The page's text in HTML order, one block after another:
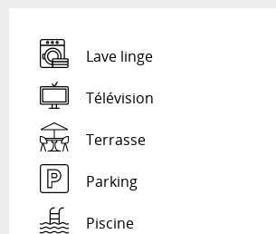
Lave linge
Télévision
Terrasse
Parking
Piscine